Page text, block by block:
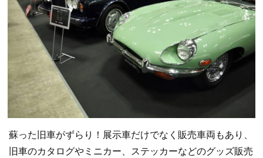
蘇った旧車がずらり！展示車だけでなく販売車両もあり、
旧車のカタログやミニカー、ステッカーなどのグッズ販売